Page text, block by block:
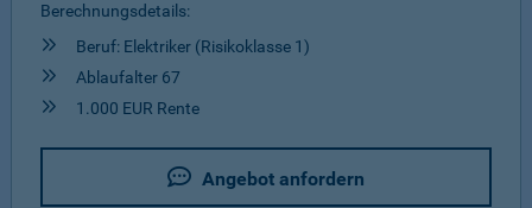
Berechnungsdetails:
Beruf: Elektriker (Risikoklasse 1)
Ablaufalter 67
1.000 EUR Rente
Angebot anfordern